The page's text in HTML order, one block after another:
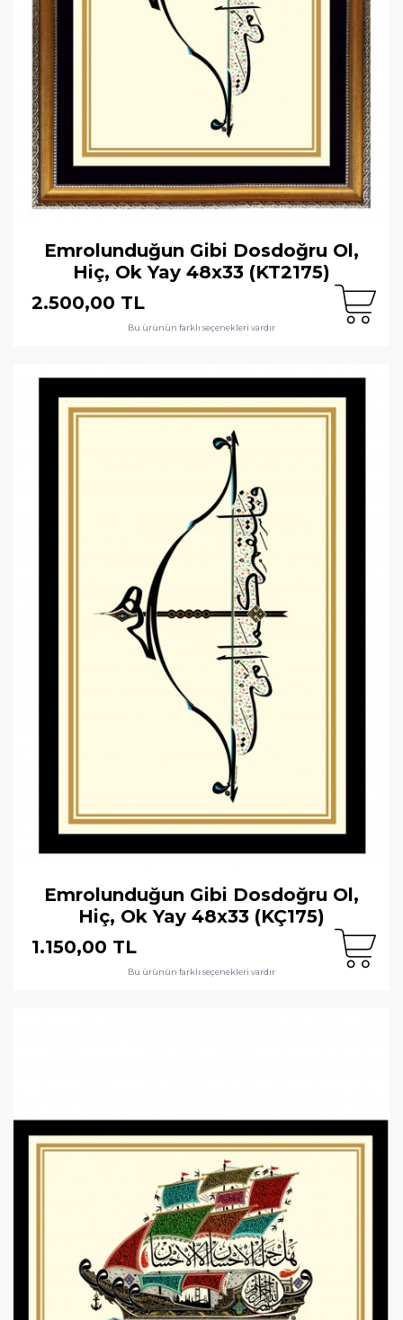
Emrolunduğun Gibi Dosdoğru Ol,
Hiç, Ok Yay 48x33 (KT2175)
2.500,00 TL
Bu ürünün farklı seçenekleri vardır
Emrolunduğun Gibi Dosdoğru Ol,
Hiç, Ok Yay 48x33 (KÇ175)
1.150,00 TL
Bu ürünün farklı seçenekleri vardır